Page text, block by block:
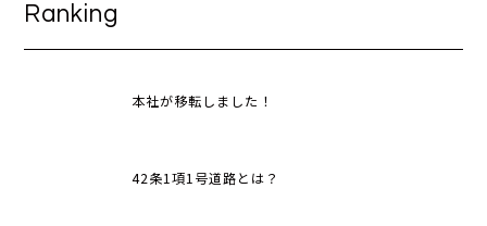
Ranking
本社が移転しました！
42条1項1号道路とは？